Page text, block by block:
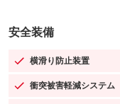
安全装備
横滑り防止装置
：装備あり
衝突被害軽減システム
：装備あり